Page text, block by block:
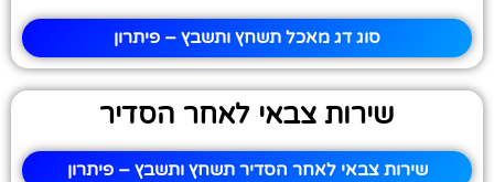
סוג דג מאכל תשחץ ותשבץ – פיתרון
שירות צבאי לאחר הסדיר
שירות צבאי לאחר הסדיר תשחץ ותשבץ – פיתרון